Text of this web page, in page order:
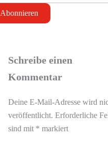
Schreibe einen
Kommentar
Deine E-Mail-Adresse wird
veröffentlicht. Erforderliche
sind mit * markiert